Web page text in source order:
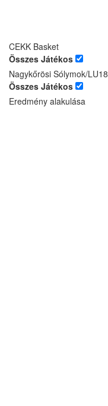
CEKK Basket
Összes Játékos
Nagykőrösi Sólymok/LU18
Összes Játékos
Eredmény alakulása